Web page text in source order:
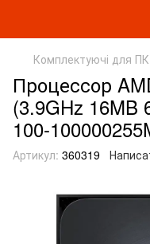
Комплектуючі для ПК
Процессор
(3.9GHz 16MB
100-
Артикул: 360319